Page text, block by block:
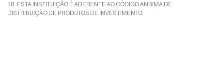
ESTA INSTITUIÇÃO É ADERENTE AO CÓDIGO ANBIMA DE
DISTRIBUIÇÃO DE PRODUTOS DE INVESTIMENTO.